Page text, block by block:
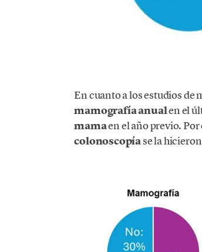
En cuanto a los estudios de
mamografía anualen el
mamaen el año previo.
colonoscopíase la